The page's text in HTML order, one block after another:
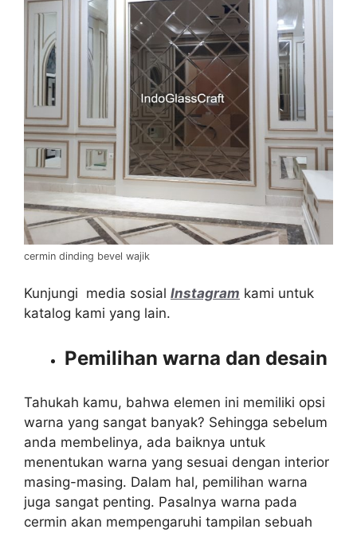
cermin dinding bevel wajik
Kunjungi media sosial Instagram kami untuk
katalog kami yang lain.
Pemilihan warna dan desain
Tahukah kamu, bahwa elemen ini memiliki opsi
warna yang sangat banyak? Sehingga sebelum
anda membelinya, ada baiknya untuk
menentukan warna yang sesuai dengan interior
masing-masing. Dalam hal, pemilihan warna
juga sangat penting. Pasalnya warna pada
cermin akan mempengaruhi tampilan sebuah